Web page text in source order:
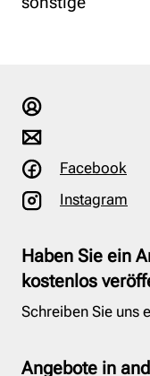
Facebook
Instagram
Haben Sie ein
kostenlos
Schreiben Sie uns
Angebote in